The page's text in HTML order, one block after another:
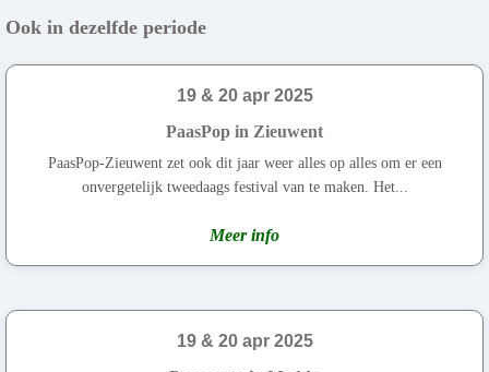
Ook in dezelfde periode
19 & 20 apr 2025
PaasPop in Zieuwent
PaasPop-Zieuwent zet ook dit jaar weer alles op alles om er een
onvergetelijk tweedaags festival van te maken. Het...
Meer info
19 & 20 apr 2025